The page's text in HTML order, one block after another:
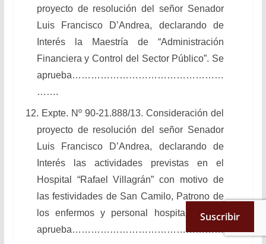
proyecto de resolución del señor Senador
Luis Francisco D’Andrea, declarando de
Interés la Maestría de “Administración
Financiera y Control del Sector Público”. Se
aprueba…………………………………………
…….
12. Expte. Nº 90-21.888/13. Consideración del
proyecto de resolución del señor Senador
Luis Francisco D’Andrea, declarando de
Interés las actividades previstas en el
Hospital “Rafael Villagrán” con motivo de
las festividades de San Camilo, Patrono de
los enfermos y personal hospitalario. Se
aprueba…………………………………………
Suscribir